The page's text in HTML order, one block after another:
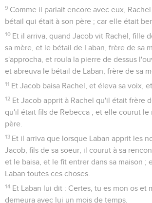
9 Comme il parlait encore avec eux,
bétail qui était à son père ; car elle était
10 Et il arriva, quand Jacob vit Rachel, fille
sa mère, et le bétail de Laban, frère de sa
s'approcha, et roula la pierre de dessus
et abreuva le bétail de Laban, frère de sa
11 Et Jacob baisa Rachel, et éleva sa voix,
12 Et Jacob apprit à Rachel qu'il était frère
qu'il était fils de Rebecca ; et elle courut le
père.
13 Et il arriva que lorsque Laban apprit les
Jacob, fils de sa soeur, il courut à sa
et le baisa, et le fit entrer dans sa maison ;
Laban toutes ces choses.
14 Et Laban lui dit : Certes, tu es mon os et
demeura avec lui un mois de temps.